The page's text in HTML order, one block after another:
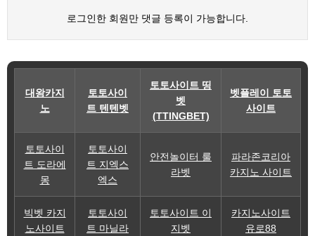
로그인한 회원만 댓글 등록이 가능합니다.
대왕카지
노
토토사이
트 텐텐벳
토토사이트 띵
벳
(TTINGBET)
벳플레이 토토
사이트
토토사이
트 도라에
몽
토토사이
트 지엑스
엑스
안전놀이터 룰
라벳
파라존코리아
카지노 사이트
빅벳 카지
노사이트
토토사이
트 마닐라
토토사이트 이
지벳
카지노사이트
유로88